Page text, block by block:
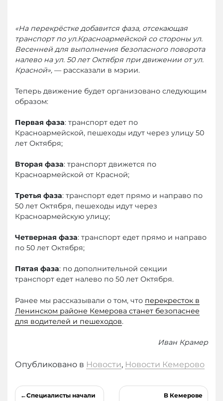
«На перекрёстке добавится фаза, отсекающая
транспорт по ул.Красноармейской со стороны ул.
Весенней для выполнения безопасного поворота
налево на ул. 50 лет Октября при движении от ул.
Красной», — рассказали в мэрии.
Теперь движение будет организовано следующим
образом:
Первая фаза: транспорт едет по
Красноармейской, пешеходы идут через улицу 50
лет Октября;
Вторая фаза: транспорт движется по
Красноармейской от Красной;
Третья фаза: транспорт едет прямо и направо по
50 лет Октября, пешеходы идут через
Красноармейскую улицу;
Четверная фаза: транспорт едет прямо и направо
по 50 лет Октября;
Пятая фаза: по дополнительной секции
транспорт едет налево по 50 лет Октября.
Ранее мы рассказывали о том, что перекресток в
Ленинском районе Кемерова станет безопаснее
для водителей и пешеходов.
Иван Крамер
Опубликовано в Новости, Новости Кемерово
Навигация
Специалисты начали
В Кемерове